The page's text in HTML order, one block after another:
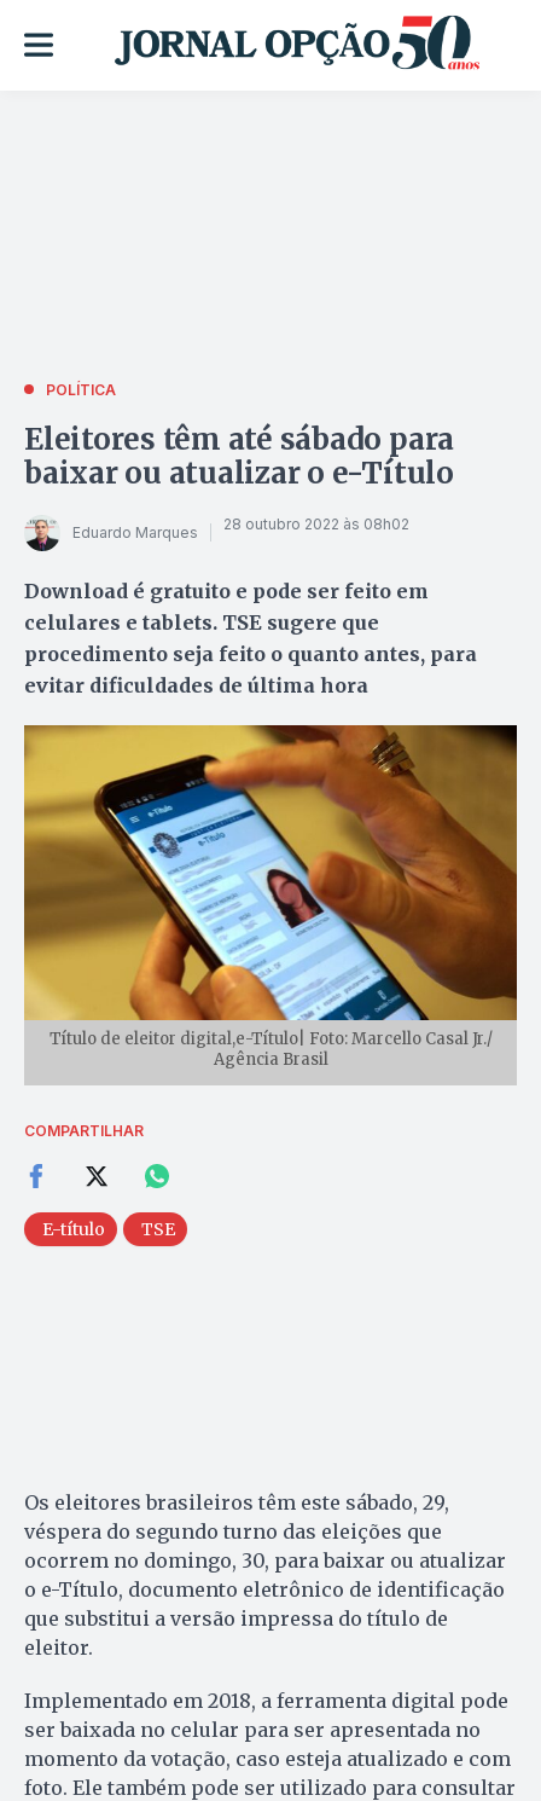
POLÍTICA
Eleitores têm até sábado para
baixar ou atualizar o e-Título
Eduardo Marques 28 outubro 2022 às 08h02
Download é gratuito e pode ser feito em
celulares e tablets. TSE sugere que
procedimento seja feito o quanto antes, para
evitar dificuldades de última hora
Título de eleitor digital,e-Título| Foto: Marcello Casal Jr./
Agência Brasil
COMPARTILHAR
E-título TSE
Os eleitores brasileiros têm este sábado, 29,
véspera do segundo turno das eleições que
ocorrem no domingo, 30, para baixar ou atualizar
o e-Título, documento eletrônico de identificação
que substitui a versão impressa do título de
eleitor.
Implementado em 2018, a ferramenta digital pode
ser baixada no celular para ser apresentada no
momento da votação, caso esteja atualizado e com
foto. Ele também pode ser utilizado para consultar